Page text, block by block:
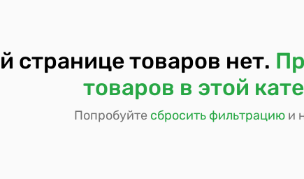
странице товаров нет.
товаров в этой
Попробуйте сбросить фильтрацию и